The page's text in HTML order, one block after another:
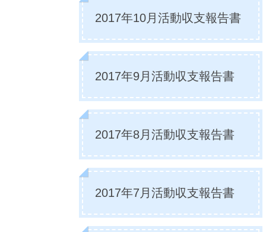
2017年10月活動収支報告書
2017年9月活動収支報告書
2017年8月活動収支報告書
2017年7月活動収支報告書